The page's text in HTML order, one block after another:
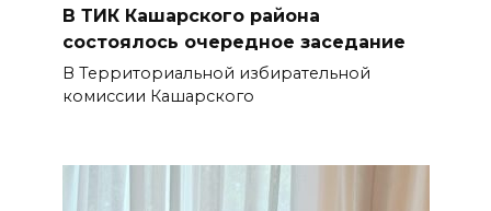
В ТИК Кашарского района
состоялось очередное заседание
В Территориальной избирательной
комиссии Кашарского